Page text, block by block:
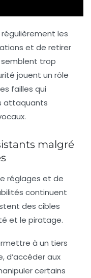
les
et de retirer
semblent trop
jouent un rôle
failles qui
attaquants
malgré
réglages et de
continuent
des cibles
et le piratage.
à un tiers
d’accéder aux
certains